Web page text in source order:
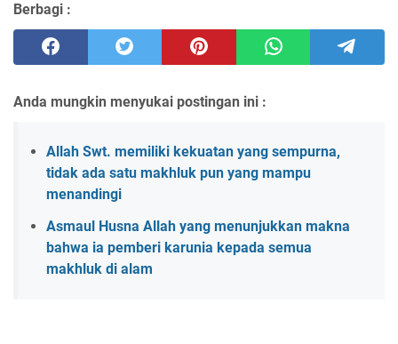
Berbagi :
Anda mungkin menyukai postingan ini :
Allah Swt. memiliki kekuatan yang sempurna,
tidak ada satu makhluk pun yang mampu
menandingi
Asmaul Husna Allah yang menunjukkan makna
bahwa ia pemberi karunia kepada semua
makhluk di alam